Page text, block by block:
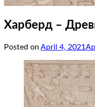
Харберд –
Posted on April 4, 2021